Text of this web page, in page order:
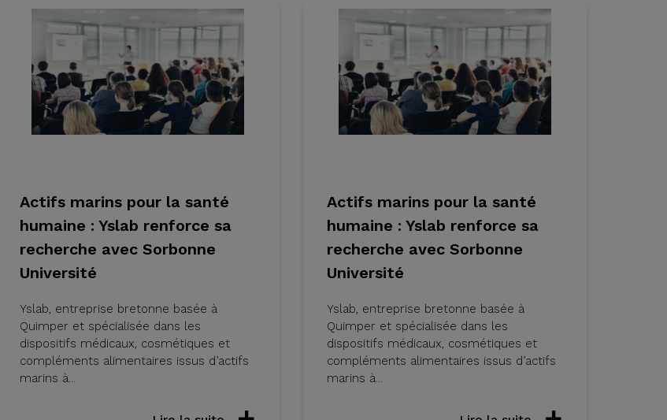
Actifs marins pour la santé
humaine : Yslab renforce sa
recherche avec Sorbonne
Université
Yslab, entreprise bretonne basée à
Quimper et spécialisée dans les
dispositifs médicaux, cosmétiques et
compléments alimentaires issus d’actifs
marins à...
Actifs marins pour la santé
humaine : Yslab renforce sa
recherche avec Sorbonne
Université
Yslab, entreprise bretonne basée à
Quimper et spécialisée dans les
dispositifs médicaux, cosmétiques et
compléments alimentaires issus d’actifs
marins à...